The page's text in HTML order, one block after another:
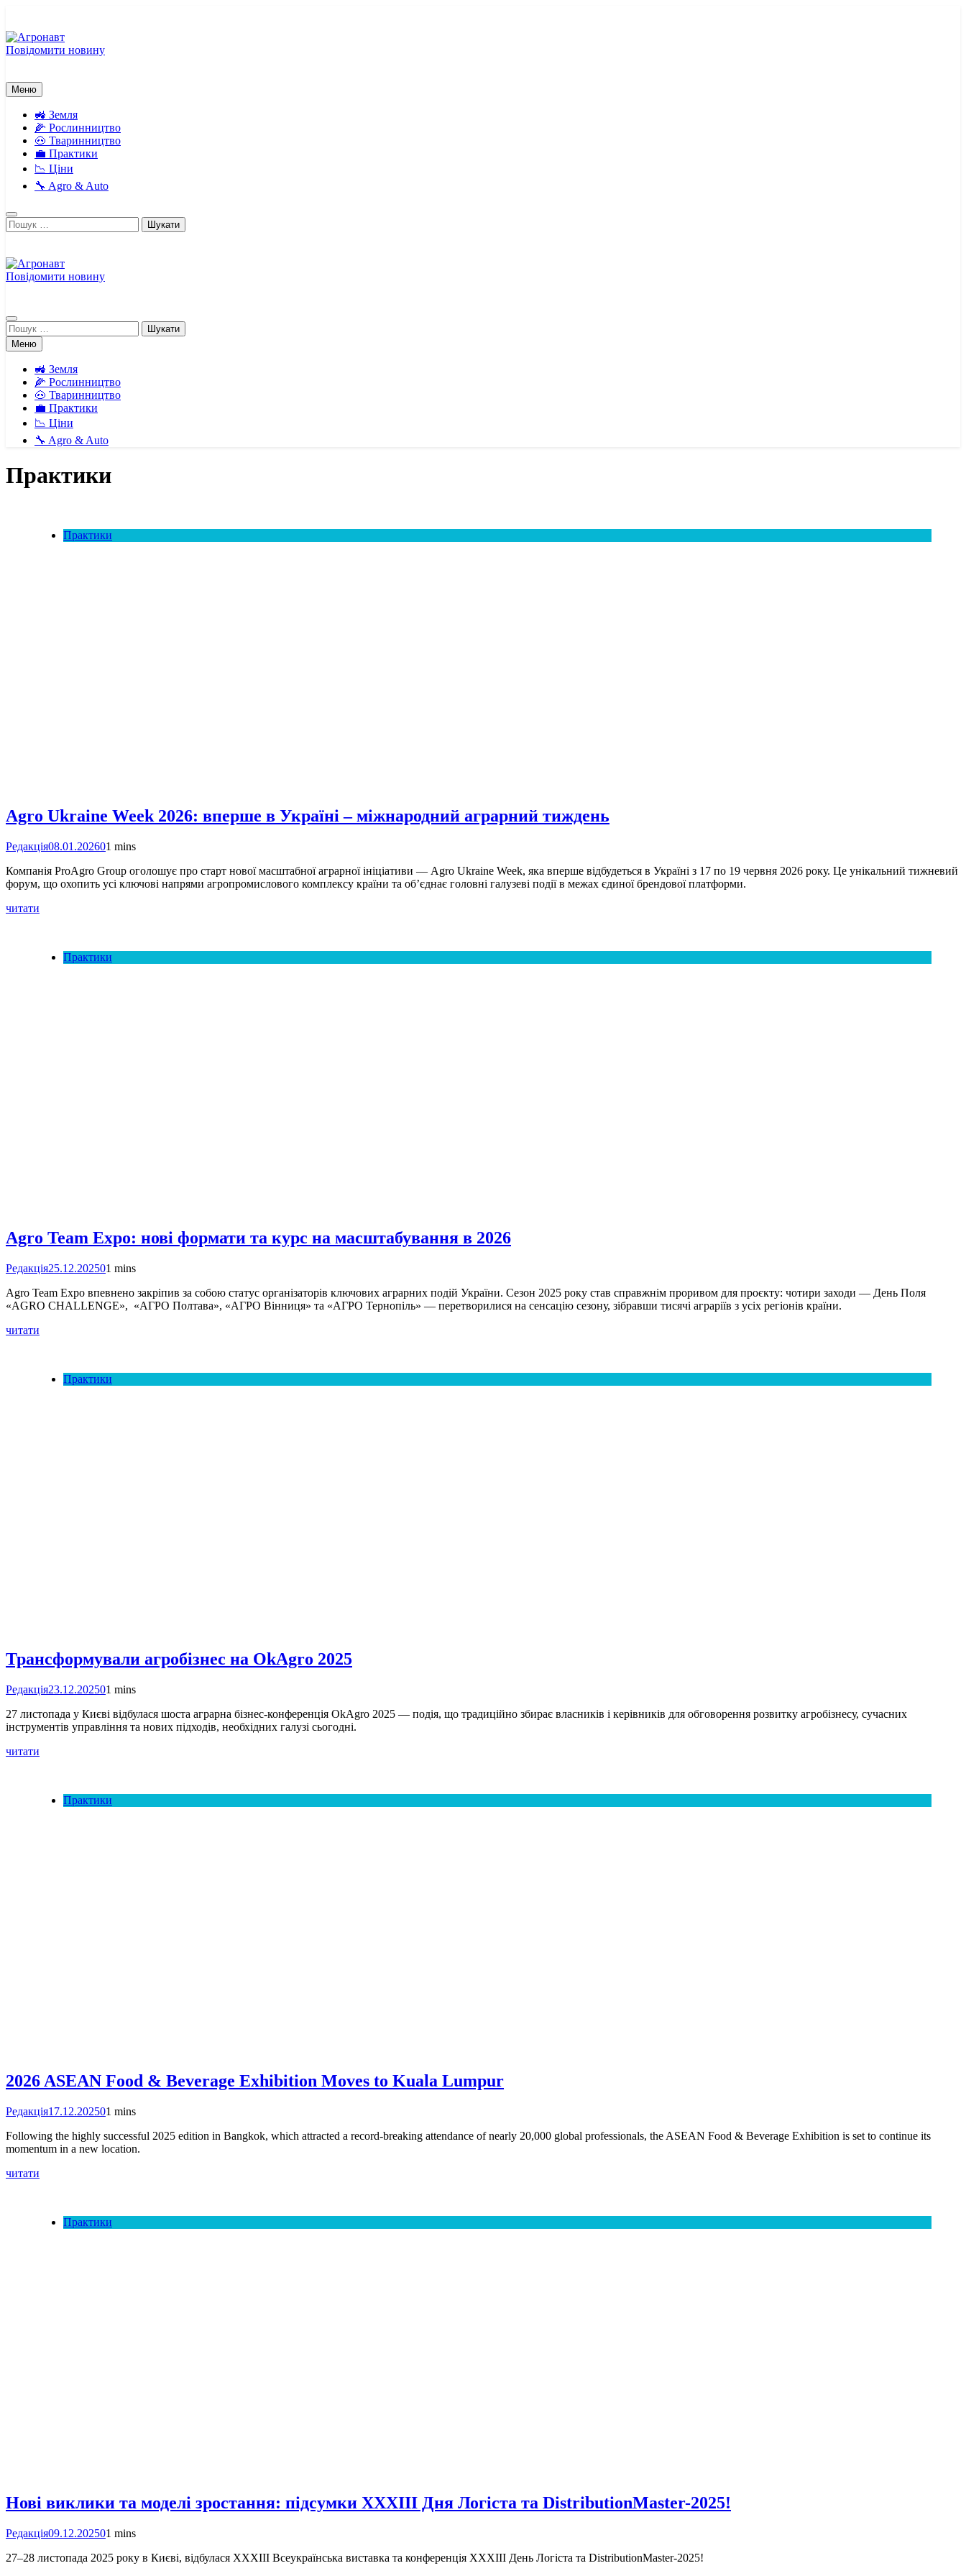
вмісту
Повідомити новину
Меню
🚜 Земля
🌽 Рослинництво
🐽 Тваринництво
💼 Практики
📉 Ціни
🔧 Agro & Auto
Пошук:
Повідомити новину
Пошук:
Меню
🚜 Земля
🌽 Рослинництво
🐽 Тваринництво
💼 Практики
📉 Ціни
🔧 Agro & Auto
Практики
Практики
Agro Ukraine Week 2026: вперше в Україні – міжнародний аграрний тиждень
Редакція08.01.202601 mins
Компанія ProAgro Group оголошує про старт нової масштабної аграрної ініціативи — Agro Ukraine Week, яка вперше відбудеться в Україні з 17 по 19 червня 2026 року. Це унікальний тижневий
форум, що охопить усі ключові напрями агропромислового комплексу країни та об’єднає головні галузеві події в межах єдиної брендової платформи.
читати
Практики
Agro Team Expo: нові формати та курс на масштабування в 2026
Редакція25.12.202501 mins
Agro Team Expo впевнено закріпив за собою статус організаторів ключових аграрних подій України. Сезон 2025 року став справжнім проривом для проєкту: чотири заходи — День Поля
«AGRO CHALLENGE», «АГРО Полтава», «АГРО Вінниця» та «АГРО Тернопіль» — перетворилися на сенсацію сезону, зібравши тисячі аграріїв з усіх регіонів країни.
читати
Практики
Трансформували агробізнес на OkAgro 2025
Редакція23.12.202501 mins
27 листопада у Києві відбулася шоста аграрна бізнес-конференція OkAgro 2025 — подія, що традиційно збирає власників і керівників для обговорення розвитку агробізнесу, сучасних
інструментів управління та нових підходів, необхідних галузі сьогодні.
читати
Практики
2026 ASEAN Food & Beverage Exhibition Moves to Kuala Lumpur
Редакція17.12.202501 mins
Following the highly successful 2025 edition in Bangkok, which attracted a record-breaking attendance of nearly 20,000 global professionals, the ASEAN Food & Beverage Exhibition is set to continue its
momentum in a new location.
читати
Практики
Нові виклики та моделі зростання: підсумки XXXІІІ Дня Логіста та DistributionMaster-2025!
Редакція09.12.202501 mins
27–28 листопада 2025 року в Києві, відбулася XXXІІІ Всеукраїнська виставка та конференція XXXІІІ День Логіста та DistributionMaster-2025!